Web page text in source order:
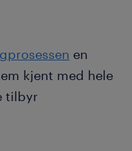
en
kjent med hele
tilbyr